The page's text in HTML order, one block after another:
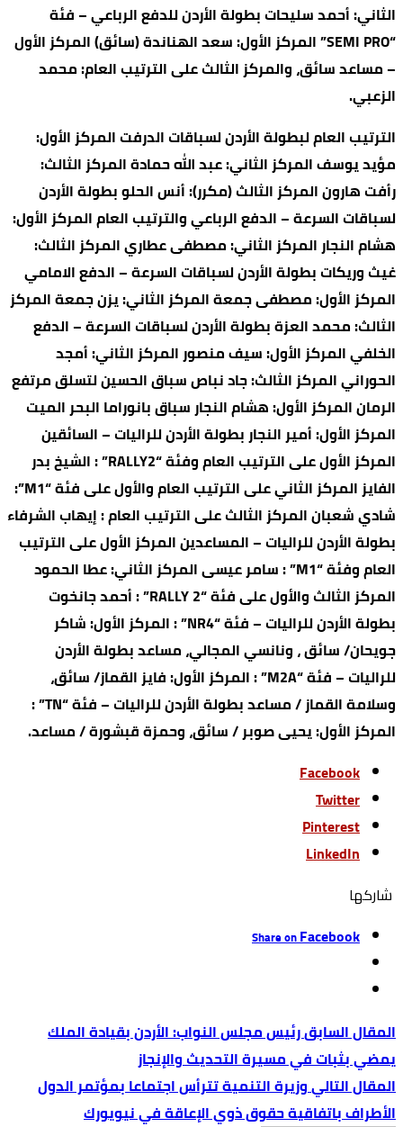
الثاني: أحمد سليحات بطولة الأردن للدفع الرباعي – فئة
“SEMI PRO” المركز الأول: سعد الهناندة (سائق) المركز الأول
– مساعد سائق، والمركز الثالث على الترتيب العام: محمد
الزعبي.
الترتيب العام لبطولة الأردن لسباقات الدرفت المركز الأول:
مؤيد يوسف المركز الثاني: عبد الله حمادة المركز الثالث:
رأفت هارون المركز الثالث (مكرر): أنس الحلو بطولة الأردن
لسباقات السرعة – الدفع الرباعي والترتيب العام المركز الأول:
هشام النجار المركز الثاني: مصطفى عطاري المركز الثالث:
غيث وريكات بطولة الأردن لسباقات السرعة – الدفع الامامي
المركز الأول: مصطفى جمعة المركز الثاني: يزن جمعة المركز
الثالث: محمد العزة بطولة الأردن لسباقات السرعة – الدفع
الخلفي المركز الأول: سيف منصور المركز الثاني: أمجد
الحوراني المركز الثالث: جاد نباص سباق الحسین لتسلق مرتفع
الرمان المركز الأول: هشام النجار سباق بانوراما البحر المیت
المركز الأول: أمير النجار بطولة الأردن للراليات – السائقين
المركز الأول على الترتيب العام وفئة “RALLY2” : الشيخ بدر
الفايز المركز الثاني على الترتيب العام والأول على فئة “M1”:
شادي شعبان المركز الثالث على الترتيب العام : إيهاب الشرفاء
بطولة الأردن للراليات – المساعدين المركز الأول على الترتيب
العام وفئة “M1” : سامر عيسى المركز الثاني: عطا الحمود
المركز الثالث والأول على فئة “RALLY 2” : أحمد جانخوت
بطولة الأردن للراليات – فئة “NR4” : المركز الأول: شاكر
جويحان/ سائق ، ونانسي المجالي، مساعد بطولة الأردن
للراليات – فئة “M2A” : المركز الأول: فايز القماز/ سائق،
وسلامة القماز / مساعد بطولة الأردن للرالیات – فئة “TN” :
المركز الأول: يحيى صوبر / سائق، وحمزة قبشورة / مساعد.
Facebook
Twitter
Pinterest
LinkedIn
‫‫ شاركها‬
Share onFacebook
رئيس مجلس النواب: الأردن بقيادة الملك
يمضي بثبات في مسيرة التحديث والإنجاز
وزيرة التنمية تترأس اجتماعا بمؤتمر الدول
الأطراف باتفاقية حقوق ذوي الإعاقة في نيويورك